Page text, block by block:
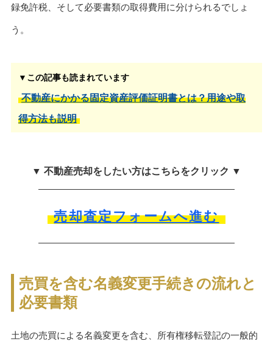
録免許税、そして必要書類の取得費用に分けられるでしょ
う。
▼この記事も読まれています
不動産にかかる固定資産評価証明書とは？用途や取
得方法も説明
▼ 不動産売却をしたい方はこちらをクリック ▼
売却査定フォームへ進む
売買を含む名義変更手続きの流れと
必要書類
土地の売買による名義変更を含む、所有権移転登記の一般的